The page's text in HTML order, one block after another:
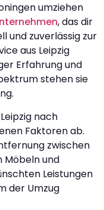
umziehen
, das dir
und zuverlässig zur
aus Leipzig
Erfahrung und
stehen sie
nach
Faktoren ab.
zwischen
Möbeln und
Leistungen
der Umzug